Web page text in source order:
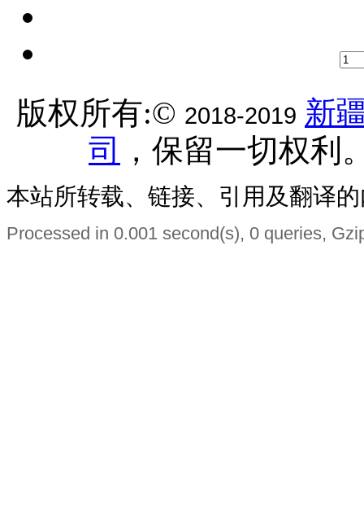
版权所有:© 2018-2019 新
司
，保留一切权利
本站所转载、链接、引用及翻译
Processed in 0.001 second(s), 0 queries,